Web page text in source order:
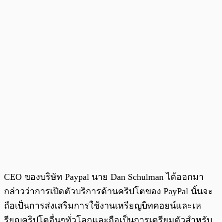
CEO ของบริษัท Paypal นาย Dan Schulman ได้ออกมา
กล่าวว่าการเปิดตัวบริการด้านคริปโตของ PayPal นั้นจะ
ถือเป็นการส่งเสริมการใช้งานเหรียญบิทคอยน์และเห
รียญคริปโตอื่นๆทั่วโลกและถือเป็นการเตรียมตัวสำหรับ